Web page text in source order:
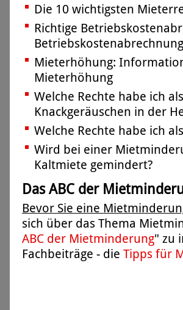
Die 10 wichtigsten
Richtige
Mieterhöhung:
Mieterhöhung
Welche Rechte habe ich
Knackgeräuschen in der
Welche Rechte habe ich
Wird bei einer
Kaltmiete gemindert?
Das ABC der
Bevor Sie eine
sich über das Thema
ABC der Mietminderung" zu
Fachbeiträge - die Tipps für